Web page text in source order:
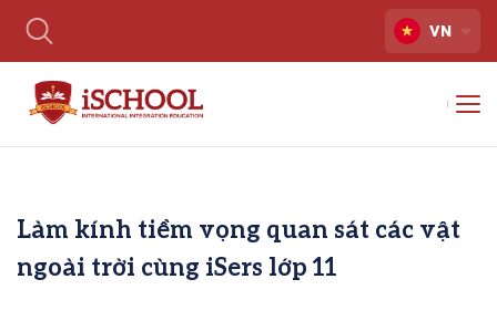
VN
Làm kính tiềm vọng quan sát các vật
ngoài trời cùng iSers lớp 11